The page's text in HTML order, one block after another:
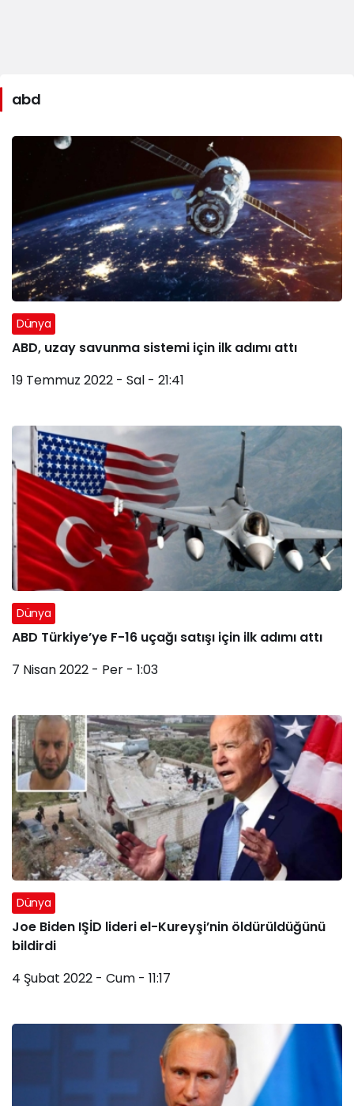
abd
Dünya
ABD, uzay savunma sistemi için ilk adımı attı
19 Temmuz 2022 - Sal - 21:41
Dünya
ABD Türkiye’ye F-16 uçağı satışı için ilk adımı attı
7 Nisan 2022 - Per - 1:03
Dünya
Joe Biden IŞİD lideri el-Kureyşi’nin öldürüldüğünü
bildirdi
4 Şubat 2022 - Cum - 11:17